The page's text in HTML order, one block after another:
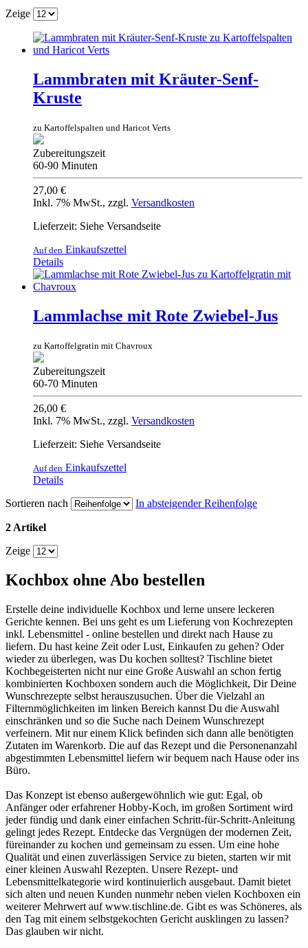
Zeige
Lammbraten mit Kräuter-Senf-
Kruste
zu Kartoffelspalten und Haricot Verts
Zubereitungszeit
60-90 Minuten
27,00 €
Inkl. 7% MwSt., zzgl. Versandkosten
Lieferzeit: Siehe Versandseite
Auf den Einkaufszettel
Details
Lammlachse mit Rote Zwiebel-Jus
zu Kartoffelgratin mit Chavroux
Zubereitungszeit
60-70 Minuten
26,00 €
Inkl. 7% MwSt., zzgl. Versandkosten
Lieferzeit: Siehe Versandseite
Auf den Einkaufszettel
Details
Sortieren nach
In absteigender Reihenfolge
2 Artikel
Zeige
Kochbox ohne Abo bestellen
Erstelle deine individuelle Kochbox und lerne unsere leckeren
Gerichte kennen. Bei uns geht es um Lieferung von Kochrezepten
inkl. Lebensmittel - online bestellen und direkt nach Hause zu
liefern. Du hast keine Zeit oder Lust, Einkaufen zu gehen? Oder
wieder zu überlegen, was Du kochen solltest? Tischline bietet
Kochbegeisterten nicht nur eine Große Auswahl an schon fertig
kombinierten Kochboxen sondern auch die Möglichkeit, Dir Deine
Wunschrezepte selbst herauszusuchen. Über die Vielzahl an
Filternmöglichkeiten im linken Bereich kannst Du die Auswahl
einschränken und so die Suche nach Deinem Wunschrezept
verfeinern. Mit nur einem Klick befinden sich dann alle benötigten
Zutaten im Warenkorb. Die auf das Rezept und die Personenanzahl
abgestimmten Lebensmittel liefern wir bequem nach Hause oder ins
Büro.
Das Konzept ist ebenso außergewöhnlich wie gut: Egal, ob
Anfänger oder erfahrener Hobby-Koch, im großen Sortiment wird
jeder fündig und dank einer einfachen Schritt-für-Schritt-Anleitung
gelingt jedes Rezept. Entdecke das Vergnügen der modernen Zeit,
füreinander zu kochen und gemeinsam zu essen. Um eine hohe
Qualität und einen zuverlässigen Service zu bieten, starten wir mit
einer kleinen Auswahl Rezepten. Unsere Rezept- und
Lebensmittelkategorie wird kontinuierlich ausgebaut. Damit bietet
sich alten und neuen Kunden nunmehr neben vielen Kochboxen ein
weiterer Mehrwert auf www.tischline.de. Gibt es was Schöneres, als
den Tag mit einem selbstgekochten Gericht ausklingen zu lassen?
Das glauben wir nicht.